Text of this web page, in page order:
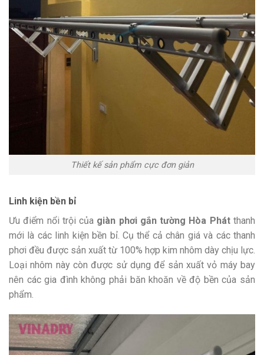
Thiết kế sản phẩm cực đơn giản
Linh kiện bền bỉ
Ưu điểm nổi trội của giàn phơi gắn tường Hòa Phátthanh
mới là các linh kiện bền bỉ. Cụ thể cả chân giá và các thanh
phơi đều được sản xuất từ 100% hợp kim nhôm dày chịu lực.
Loại nhôm này còn được sử dụng để sản xuất vỏ máy bay
nên các gia đình không phải băn khoăn về độ bền của sản
phẩm.